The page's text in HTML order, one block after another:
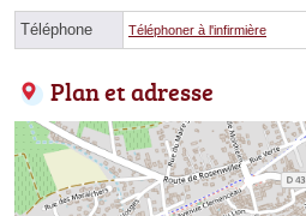
Téléphone Téléphoner à l'infirmière
Plan et adresse